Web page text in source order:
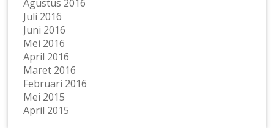
Agustus 2016
Juli 2016
Juni 2016
Mei 2016
April 2016
Maret 2016
Februari 2016
Mei 2015
April 2015